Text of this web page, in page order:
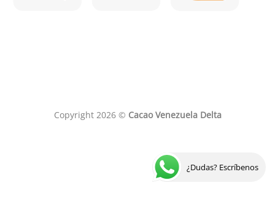
Copyright 2026 © Cacao Venezuela Delta
¿Dudas? Escríbenos